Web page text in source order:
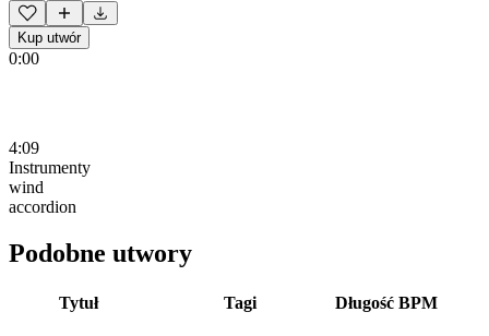
Kup utwór
0:00
4:09
Instrumenty
wind
accordion
Podobne utwory
Tytuł Tagi Długość BPM